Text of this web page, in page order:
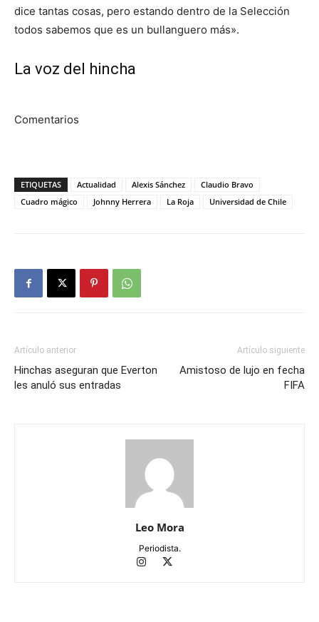
dice tantas cosas, pero estando dentro de la Selección
todos sabemos que es un bullanguero más».
La voz del hincha
Comentarios
ETIQUETAS Actualidad Alexis Sánchez
Claudio Bravo
Cuadro mágico
Johnny Herrera La Roja Universidad de Chile
Artículo anterior
Hinchas aseguran que Everton
les anuló sus entradas
Artículo siguiente
Amistoso de lujo en fecha
FIFA
Leo Mora
Periodista.